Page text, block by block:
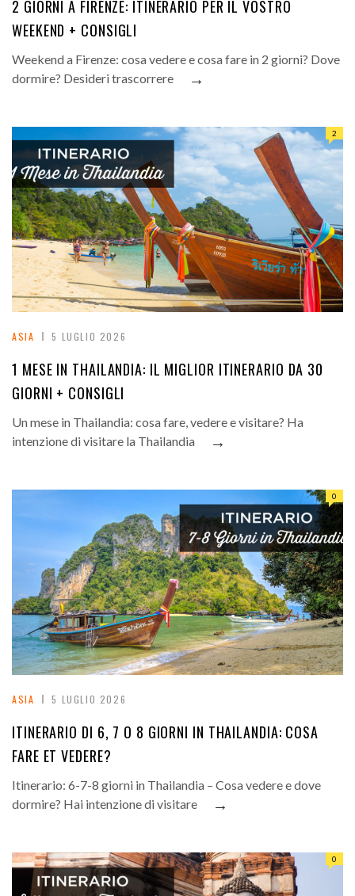
2 GIORNI A FIRENZE: ITINERARIO PER IL VOSTRO
WEEKEND + CONSIGLI
Weekend a Firenze: cosa vedere e cosa fare in 2 giorni? Dove
dormire? Desideri trascorrere
→
ASIA 5 LUGLIO 2026
2
1 MESE IN THAILANDIA: IL MIGLIOR ITINERARIO DA 30
GIORNI + CONSIGLI
Un mese in Thailandia: cosa fare, vedere e visitare? Ha
intenzione di visitare la Thailandia
→
ASIA 5 LUGLIO 2026
0
ITINERARIO DI 6, 7 O 8 GIORNI IN THAILANDIA: COSA
FARE ET VEDERE?
Itinerario: 6-7-8 giorni in Thailandia – Cosa vedere e dove
dormire? Hai intenzione di visitare
→
0